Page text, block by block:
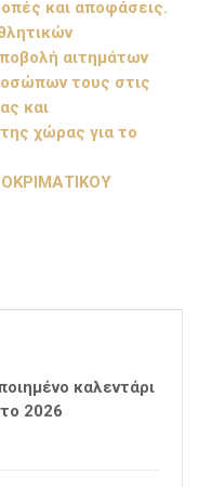
και αποφάσεις.
αιτημάτων
τους στις
και
χώρας για το
καλεντάρι
2026